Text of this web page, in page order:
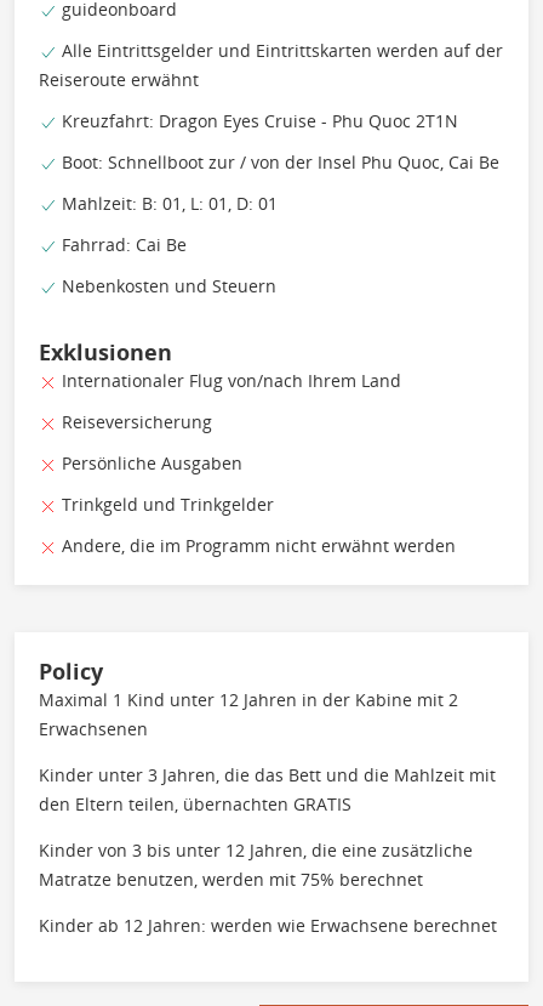
guideonboard
Alle Eintrittsgelder und Eintrittskarten werden auf der
Reiseroute erwähnt
Kreuzfahrt: Dragon Eyes Cruise - Phu Quoc 2T1N
Boot: Schnellboot zur / von der Insel Phu Quoc, Cai Be
Mahlzeit: B: 01, L: 01, D: 01
Fahrrad: Cai Be
Nebenkosten und Steuern
Exklusionen
Internationaler Flug von/nach Ihrem Land
Reiseversicherung
Persönliche Ausgaben
Trinkgeld und Trinkgelder
Andere, die im Programm nicht erwähnt werden
Policy
Maximal 1 Kind unter 12 Jahren in der Kabine mit 2
Erwachsenen
Kinder unter 3 Jahren, die das Bett und die Mahlzeit mit
den Eltern teilen, übernachten GRATIS
Kinder von 3 bis unter 12 Jahren, die eine zusätzliche
Matratze benutzen, werden mit 75% berechnet
Kinder ab 12 Jahren: werden wie Erwachsene berechnet